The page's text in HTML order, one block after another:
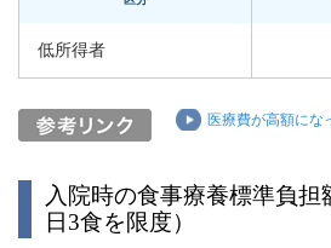
低所得者
医療費が高額にな
入院時の食事療養標準負担
日3食を限度）